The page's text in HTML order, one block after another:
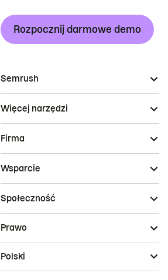
Rozpocznij darmowe demo
Semrush
Więcej narzędzi
Firma
Wsparcie
Społeczność
Prawo
Polski